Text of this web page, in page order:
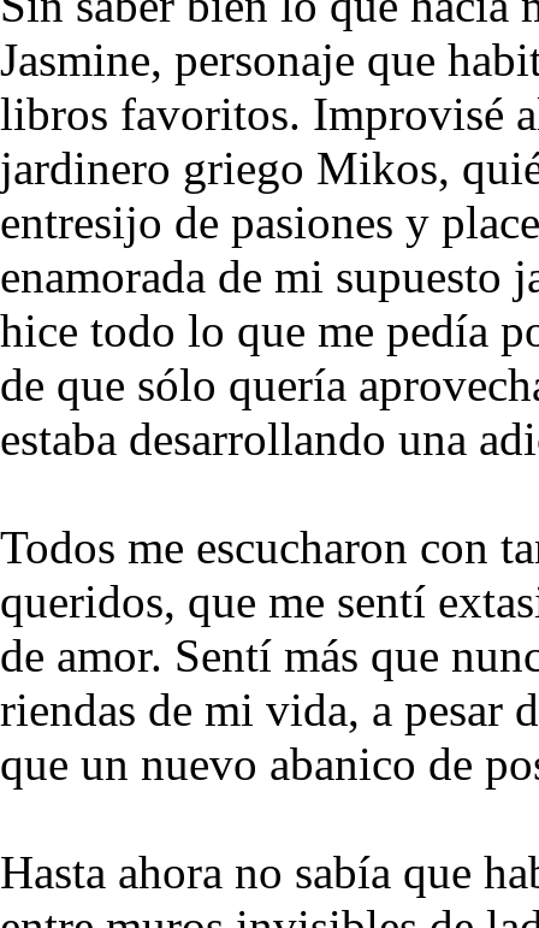
Jasmine, personaje que
libros favoritos. Improvisé
jardinero griego Mikos,
entresijo de pasiones y
enamorada de mi supuesto
hice todo lo que me pedía
de que sólo quería
estaba desarrollando una
Todos me escucharon con
queridos, que me sentí
de amor. Sentí más que
riendas de mi vida, a pesar
que un nuevo abanico de
Hasta ahora no sabía que